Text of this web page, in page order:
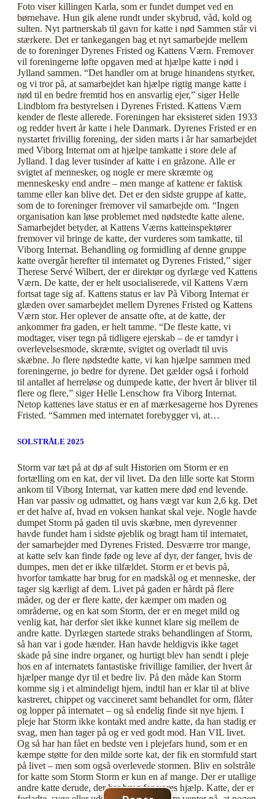
Foto viser killingen Karla, som er fundet dumpet ved en
børnehave. Hun gik alene rundt under skybrud, våd, kold og
sulten. Nyt partnerskab til gavn for katte i nød Sammen står vi
stærkere. Det er tankegangen bag et nyt samarbejde mellem
de to foreninger Dyrenes Fristed og Kattens Værn. Fremover
vil foreningerne løfte opgaven med at hjælpe katte i nød i
Jylland sammen. “Det handler om at bruge hinandens styrker,
og vi tror på, at samarbejdet kan hjælpe rigtig mange katte i
nød til en bedre fremtid hos en ansvarlig ejer,” siger Helle
Lindblom fra bestyrelsen i Dyrenes Fristed. Kattens Værn
kender de fleste allerede. Foreningen har eksisteret siden 1933
og redder hvert år katte i hele Danmark. Dyrenes Fristed er en
nystartet frivillig forening, der siden marts i år har samarbejdet
med Viborg Internat om at hjælpe tamkatte i store dele af
Jylland. I dag lever tusinder af katte i en gråzone. Alle er
svigtet af mennesker, og nogle er mere skræmte og
menneskesky end andre – men mange af kattene er faktisk
tamme eller kan blive det. Det er den sidste gruppe af katte,
som de to foreninger fremover vil samarbejde om. “Ingen
organisation kan løse problemet med nødstedte katte alene.
Samarbejdet betyder, at Kattens Værns katteinspektører
fremover vil bringe de katte, der vurderes som tamkatte, til
Viborg Internat. Behandling og formidling af denne gruppe
katte overgår herefter til internatet og Dyrenes Fristed,” siger
Therese Servé Wilbert, der er direktør og dyrlæge ved Kattens
Værn. De katte, der er helt usocialiserede, vil Kattens Værn
fortsat tage sig af. Kattens status er lav På Viborg Internat er
glæden over samarbejdet mellem Dyrenes Fristed og Kattens
Værn stor. Her oplever de ansatte ofte, at de katte, der
ankommer fra gaden, er helt tamme. “De fleste katte, vi
modtager, viser tegn på tidligere ejerskab – de er tamdyr i
overlevelsesmode, skræmte, svigtet og overladt til uvis
skæbne. Jo flere nødstedte katte, vi kan hjælpe sammen med
foreningerne, jo bedre for dyrene. Det gælder også i forhold
til antallet af herreløse og dumpede katte, der hvert år bliver til
flere og flere,” siger Helle Lenschow fra Viborg Internat.
Netop kattenes lave status er en af mærkesagerne hos Dyrenes
Fristed. “Sammen med internatet forebygger vi, at…
SOLSTRÅLE 2025
Storm var tæt på at dø af sult Historien om Storm er en
fortælling om en kat, der vil livet. Da den lille sorte kat Storm
ankom til Viborg Internat, var katten mere død end levende.
Han var passiv og udmattet, og hans vægt var kun 2,6 kg. Det
er det halve af, hvad en voksen hankat skal veje. Nogle havde
dumpet Storm på gaden til uvis skæbne, men dyrevenner
havde fundet ham i sidste øjeblik og bragt ham til internatet,
der samarbejder med Dyrenes Fristed. Desværre tror mange,
at katte selv kan finde føde og leve af dyr, der fanger, hvis de
dumpes, men det er ikke tilfældet. Storm er et bevis på,
hvorfor tamkatte har brug for en madskål og et menneske, der
tager sig kærligt af dem. Livet på gaden er hårdt på flere
måder, og der er flere katte, der kæmper om maden og
områderne, og en kat som Storm, der er en meget mild og
venlig kat, har derfor slet ikke kunnet klare sig mellem de
andre katte. Dyrlægen startede straks behandlingen af Storm,
så han var i gode hænder. Han havde heldigvis ikke taget
skade på sine indre organer, og hurtigt blev han sendt i pleje
hos en af internatets fantastiske frivillige familier, der hvert år
hjælper mange dyr til et bedre liv. På den måde kan Storm
komme sig i et almindeligt hjem, indtil han er klar til at blive
kastreret, chippet og vaccineret samt behandlet for orm, flåter
og lopper på internatet – og så endelig finde sit nye hjem. I
pleje har Storm ikke kontakt med andre katte, da han stadig er
svag, men han tager på og er ved godt mod. Han VIL livet.
Og så har han fået en bedste ven i plejefars hund, som er en
kæmpe støtte for den milde sorte kat, der fik en stormfuld start
på livet – men som også overlevede stormen. Bliv en solstråle
for katte som Storm Storm er kun en af mange. Der er utallige
andre katte derude, der har brug for vores hjælp. Katte, der er